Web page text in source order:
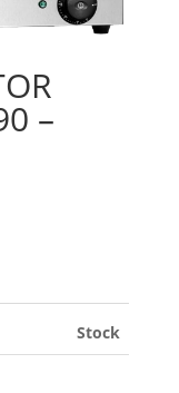
–
Stock